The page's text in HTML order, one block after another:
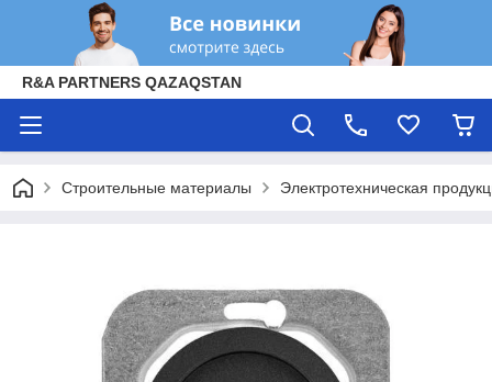
R&A PARTNERS QAZAQSTAN
Строительные материалы Электротехническая